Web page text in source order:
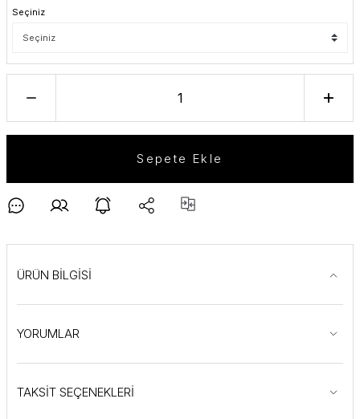
Seçiniz
Sepete Ekle
ÜRÜN BİLGİSİ
YORUMLAR
TAKSİT SEÇENEKLERİ